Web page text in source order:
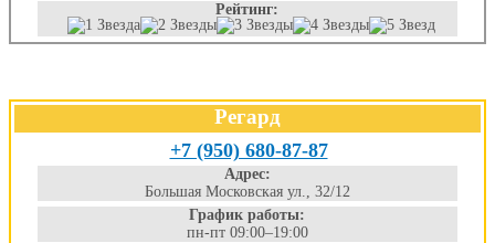
Рейтинг:
Регард
+7 (950) 680-87-87
Адрес:
Большая Московская ул., 32/12
График работы:
пн-пт 09:00–19:00